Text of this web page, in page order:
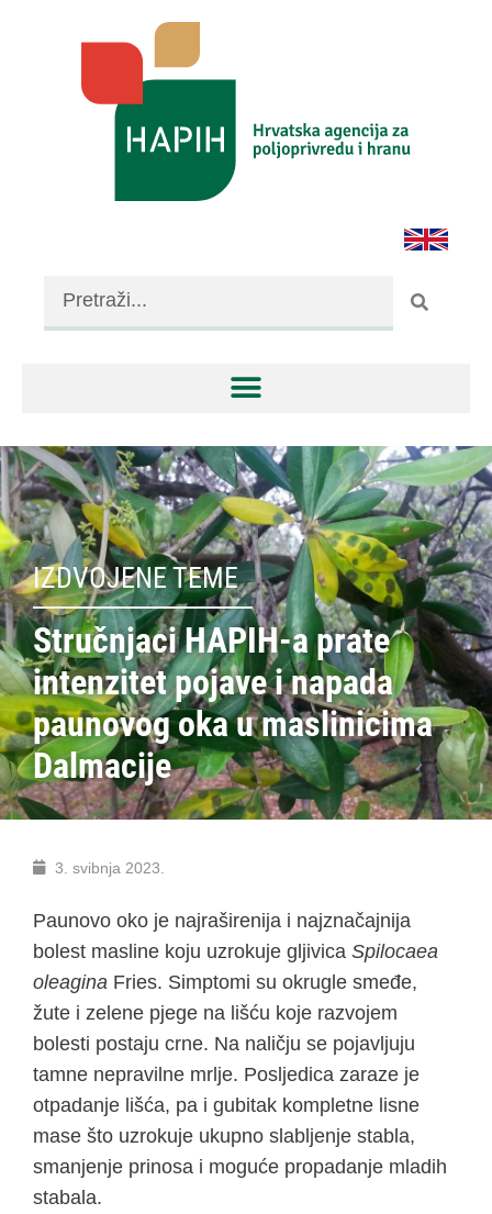
IZDVOJENE TEME
Stručnjaci HAPIH-a prate
intenzitet pojave i napada
paunovog oka u maslinicima
Dalmacije
3. svibnja 2023.
Paunovo oko je najraširenija i najznačajnija
bolest masline koju uzrokuje gljivica Spilocaea
oleagina Fries. Simptomi su okrugle smeđe,
žute i zelene pjege na lišću koje razvojem
bolesti postaju crne. Na naličju se pojavljuju
tamne nepravilne mrlje. Posljedica zaraze je
otpadanje lišća, pa i gubitak kompletne lisne
mase što uzrokuje ukupno slabljenje stabla,
smanjenje prinosa i moguće propadanje mladih
stabala.